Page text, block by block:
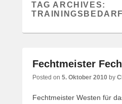
TAG ARCHIVES:
TRAININGSBEDARF
Fechtmeister
Posted on 5. Oktober 2010 by
Fechtmeister Westen für